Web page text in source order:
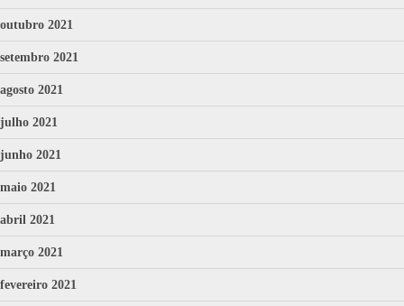
outubro 2021
setembro 2021
agosto 2021
julho 2021
junho 2021
maio 2021
abril 2021
março 2021
fevereiro 2021